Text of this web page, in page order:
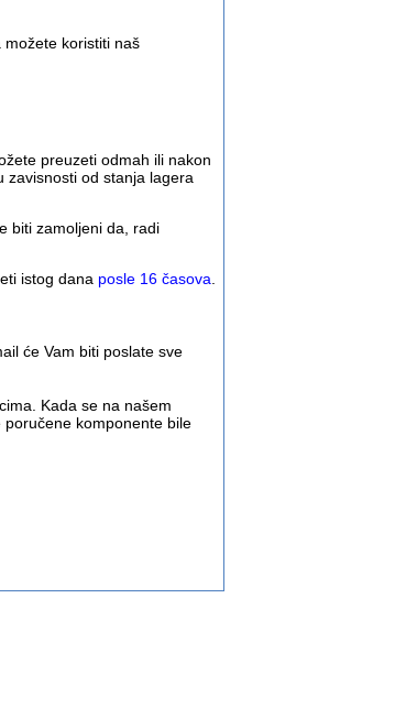
koristiti naš
preuzeti odmah ili nakon
zavisnosti od stanja lagera
biti zamoljeni da, radi
istog dana posle 16 časova.
će Vam biti poslate sve
Kada se na našem
komponente bile